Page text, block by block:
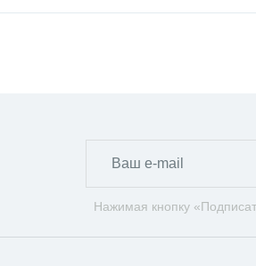
Нажимая кнопку